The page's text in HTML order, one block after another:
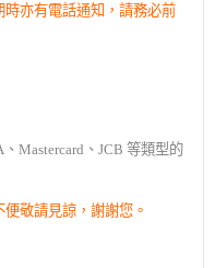
時亦有電話通知，請務必前
、 Mastercard 、 JCB 等類型的
敬請見諒，謝謝您。